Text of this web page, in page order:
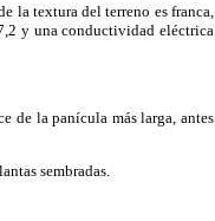
la textura del terreno es franca,
y una conductividad eléctrica
de la panícula más larga, antes
sembradas.